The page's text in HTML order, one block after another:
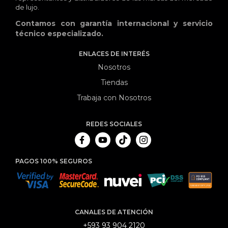
de lujo.
Contamos con garantía internacional y servicio
técnico especializado.
ENLACES DE INTERÉS
Nosotros
Tiendas
Trabaja con Nosotros
REDES SOCIALES
PAGOS 100% SEGUROS
CANALES DE ATENCIÓN
+593 93 904 2120